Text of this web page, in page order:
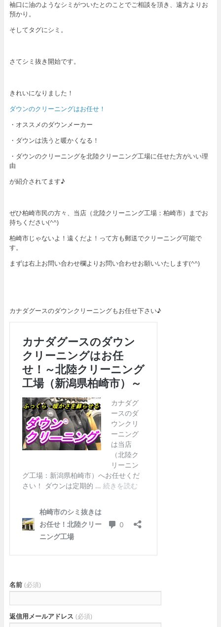
袖口に油のようなシミがついたとのことでご相談を頂き、遠方よりお
預かり。
そしてタグにシミ。
さてシミ抜き開始です。
きれいになりました！
ダウンのクリーニングはお任せ！
・オススメのダウンメーカー
・ダウンは洗うと暖かくなる！
・ダウンのクリーニングを北陸クリーニング工場に任せた方がいい理
由
が紹介されてます♪
ぜひ柏崎市民の方々、当店（北陸クリーニング工場：柏崎市）までお
持ちください(^^)
柏崎市じゃないよ！遠くだよ！って方も郵送でクリーニング可能で
す。
まずは右上お問い合わせ欄よりお問い合わせお願いいたします(^^)
カナダグースのダウンクリーニングもお任せ下さい♪
名前 (必須)
返信用メールアドレス (必須)